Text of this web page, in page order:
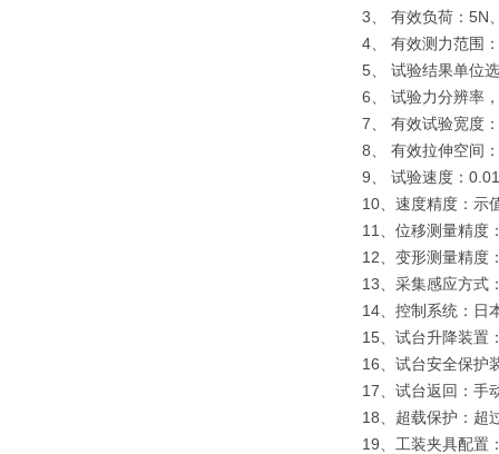
3、 有效负荷：5N
4、 有效测力范围
5、 试验结果单位
6、 试验力分辨率
7、 有效试验宽度
8、 有效拉伸空间
9、 试验速度：
10、速度精度：示
11、位移测量精度
12、变形测量精度
13、采集感应方式
14、控制系统：日
15、试台升降装置
16、试台安全保护
17、试台返回：手
18、超载保护：超
19、工装夹具配置